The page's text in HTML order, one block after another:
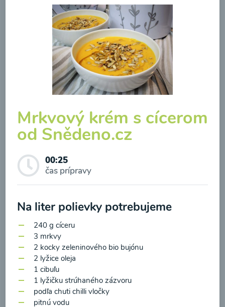
syrom
00:25
Mrkvový krém s cícerom
od Snědeno.cz
00:25
čas prípravy
Na liter polievky potrebujeme
240 g cíceru
3 mrkvy
2 kocky zeleninového bio bujónu
2 lyžice oleja
1 cibuľu
1 lyžičku strúhaného zázvoru
podľa chuti chilli vločky
pitnú vodu
Odber noviniek a akcií
Odoslaním registrácie na Newsletter súhlasím so
spracovaním osobných údajov pre účely